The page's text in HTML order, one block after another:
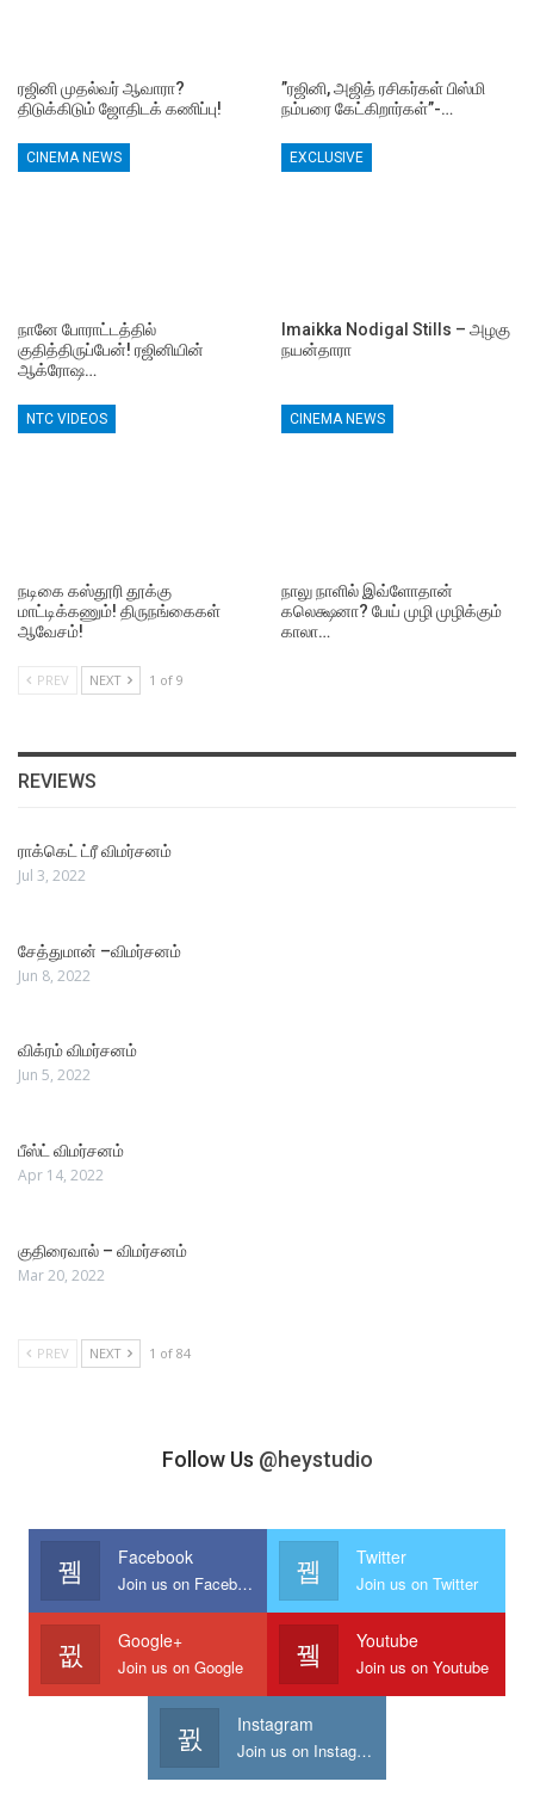
ரஜினி முதல்வர் ஆவாரா?
திடுக்கிடும் ஜோதிடக் கணிப்பு!
”ரஜினி, அஜித் ரசிகர்கள் பிஸ்மி
நம்பரை கேட்கிறார்கள்”-…
CINEMA NEWS
நானே போராட்டத்தில்
குதித்திருப்பேன்! ரஜினியின்
ஆக்ரோஷ…
EXCLUSIVE
Imaikka Nodigal Stills – அழகு
நயன்தாரா
NTC VIDEOS
நடிகை கஸ்தூரி தூக்கு
மாட்டிக்கணும்! திருநங்கைகள்
ஆவேசம்!
CINEMA NEWS
நாலு நாளில் இவ்ளோதான்
கலெக்ஷனா? பேய் முழி முழிக்கும்
காலா…
PREV NEXT 1 of 9
REVIEWS
ராக்கெட் ட்ரீ விமர்சனம்
Jul 3, 2022
சேத்துமான் –விமர்சனம்
Jun 8, 2022
விக்ரம் விமர்சனம்
Jun 5, 2022
பீஸ்ட் விமர்சனம்
Apr 14, 2022
குதிரைவால் – விமர்சனம்
Mar 20, 2022
PREV NEXT 1 of 84
Follow Us @heystudio
Facebook
Join us on Facebook
Twitter
Join us on Twitter
Google+
Join us on Google
Youtube
Join us on Youtube
Instagram
Join us on Instagram